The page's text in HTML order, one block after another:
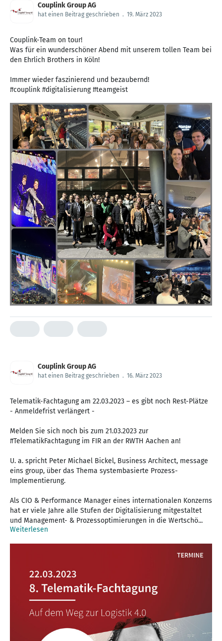
Couplink Group AG
hat einen Beitrag geschrieben . 19. März 2023
Couplink-Team on tour!
Was für ein wunderschöner Abend mit unserem tollen Team bei
den Ehrlich Brothers in Köln!
Immer wieder faszinierend und bezaubernd!
#couplink #digitalisierung #teamgeist
Couplink Group AG
hat einen Beitrag geschrieben . 16. März 2023
Telematik-Fachtagung am 22.03.2023 – es gibt noch Rest-Plätze
- Anmeldefrist verlängert -
Melden Sie sich noch bis zum 21.03.2023 zur
#TelematikFachtagung im FIR an der RWTH Aachen an!
U. a. spricht Peter Michael Bickel, Business Architect, message
eins group, über das Thema systembasierte Prozess-
Implementierung.
Als CIO & Performance Manager eines internationalen Konzerns
hat er viele Jahre alle Stufen der Digitalisierung mitgestaltet
und Management- & Prozessoptimierungen in die Wertschö...
Weiterlesen